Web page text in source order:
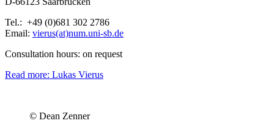
Tel.: +49 (0)681 302 2786
Email: vierus(at)num.uni-sb.de
Consultation hours: on request
Read more: Lukas Vierus
© Dean Zenner